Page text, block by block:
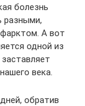
болезнь
разными,
А вот
одной из
века.
обратив